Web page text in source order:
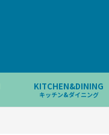
KITCHEN&DINING
キッチン&ダイニング